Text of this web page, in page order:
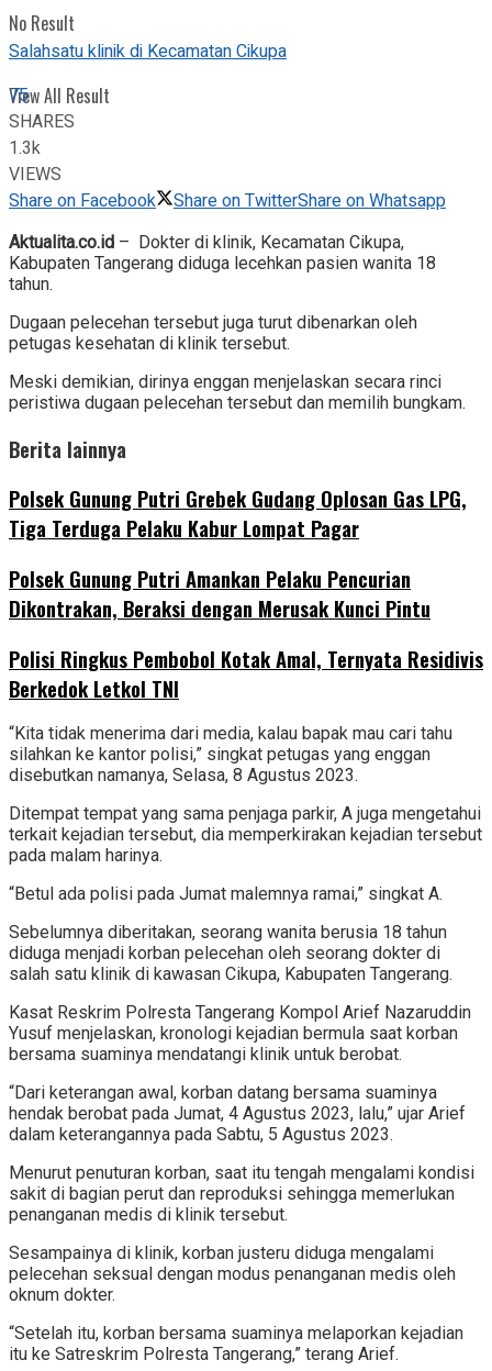
No Result
View All Result
Salahsatu klinik di Kecamatan Cikupa
75
SHARES
1.3k
VIEWS
Share on Facebook
Share on TwitterShare on Whatsapp
Aktualita.co.id – Dokter di klinik, Kecamatan Cikupa,
Kabupaten Tangerang diduga lecehkan pasien wanita 18
tahun.
Dugaan pelecehan tersebut juga turut dibenarkan oleh
petugas kesehatan di klinik tersebut.
Meski demikian, dirinya enggan menjelaskan secara rinci
peristiwa dugaan pelecehan tersebut dan memilih bungkam.
Berita lainnya
Polsek Gunung Putri Grebek Gudang Oplosan Gas LPG,
Tiga Terduga Pelaku Kabur Lompat Pagar
Polsek Gunung Putri Amankan Pelaku Pencurian
Dikontrakan, Beraksi dengan Merusak Kunci Pintu
Polisi Ringkus Pembobol Kotak Amal, Ternyata Residivis
Berkedok Letkol TNI
“Kita tidak menerima dari media, kalau bapak mau cari tahu
silahkan ke kantor polisi,” singkat petugas yang enggan
disebutkan namanya, Selasa, 8 Agustus 2023.
Ditempat tempat yang sama penjaga parkir, A juga mengetahui
terkait kejadian tersebut, dia memperkirakan kejadian tersebut
pada malam harinya.
“Betul ada polisi pada Jumat malemnya ramai,” singkat A.
Sebelumnya diberitakan, seorang wanita berusia 18 tahun
diduga menjadi korban pelecehan oleh seorang dokter di
salah satu klinik di kawasan Cikupa, Kabupaten Tangerang.
Kasat Reskrim Polresta Tangerang Kompol Arief Nazaruddin
Yusuf menjelaskan, kronologi kejadian bermula saat korban
bersama suaminya mendatangi klinik untuk berobat.
“Dari keterangan awal, korban datang bersama suaminya
hendak berobat pada Jumat, 4 Agustus 2023, lalu,” ujar Arief
dalam keterangannya pada Sabtu, 5 Agustus 2023.
Menurut penuturan korban, saat itu tengah mengalami kondisi
sakit di bagian perut dan reproduksi sehingga memerlukan
penanganan medis di klinik tersebut.
Sesampainya di klinik, korban justeru diduga mengalami
pelecehan seksual dengan modus penanganan medis oleh
oknum dokter.
“Setelah itu, korban bersama suaminya melaporkan kejadian
itu ke Satreskrim Polresta Tangerang,” terang Arief.